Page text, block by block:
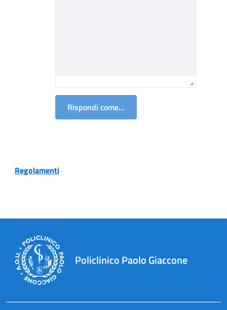
Rispondi come...
Regolamenti
Policlinico Paolo Giaccone